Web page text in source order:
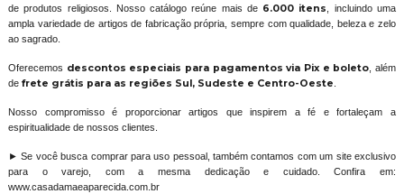
de produtos religiosos. Nosso catálogo reúne mais de 6.000 itens
, incluindo uma
ampla variedade de artigos de fabricação própria, sempre com qualidade, beleza e zelo
ao sagrado.
Oferecemos descontos especiais para pagamentos via Pix e boleto , além
de frete grátis para as regiões Sul, Sudeste e Centro-Oeste
Nosso compromisso é proporcionar artigos que inspirem a fé e fortaleçam a
espiritualidade de nossos clientes.
► Se você busca comprar para uso pessoal, também contamos com um site exclusivo
para o varejo, com a mesma dedicação e cuidado. Confira em:
www.casadamaeaparecida.com.br